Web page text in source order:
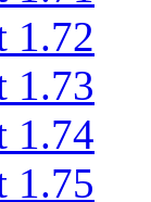
1.72
1.73
1.74
1.75